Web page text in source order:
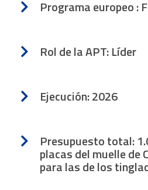
Programa europeo :
Rol de la APT: Líder
Ejecución: 2026
Presupuesto total:
placas del muelle de
para las de los